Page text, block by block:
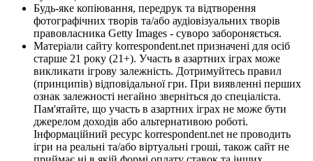
Будь-яке копіювання, передрук та відтворення
фотографічних творів та/або аудіовізуальних творів
правовласника Getty Images - суворо забороняється.
Матеріали сайту korrespondent.net призначені для осіб
старше 21 року (21+). Участь в азартних іграх може
викликати ігрову залежність. Дотримуйтесь правил
(принципів) відповідальної гри. При виявленні перших
ознак залежності негайно зверніться до спеціаліста.
Пам'ятайте, що участь в азартних іграх не може бути
джерелом доходів або альтернативою роботі.
Інформаційний ресурс korrespondent.net не проводить
ігри на реальні та/або віртуальні гроші, також сайт не